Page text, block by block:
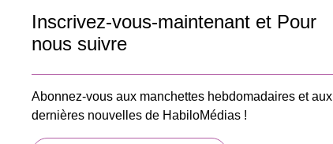
Inscrivez-vous-maintenant et Pour
nous suivre
Abonnez-vous aux manchettes hebdomadaires et aux
dernières nouvelles de HabiloMédias !